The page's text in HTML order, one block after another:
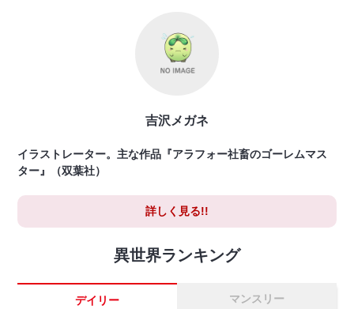
吉沢メガネ
イラストレーター。主な作品『アラフォー社畜のゴーレムマス
ター』（双葉社）
詳しく見る!!
異世界ランキング
デイリー マンスリー